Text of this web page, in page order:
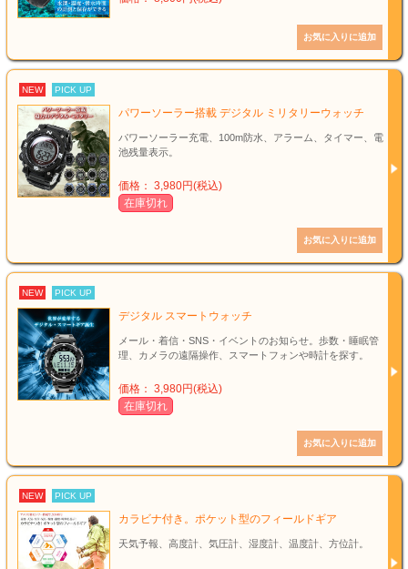
NEW PICK UP
パワーソーラー搭載 デジタル ミリタリーウォッチ
パワーソーラー充電、100m防水、アラーム、タイマー、電
池残量表示。
価格： 3,980円(税込)
在庫切れ
NEW PICK UP
デジタル スマートウォッチ
メール・着信・SNS・イベントのお知らせ。歩数・睡眠管
理、カメラの遠隔操作、スマートフォンや時計を探す。
価格： 3,980円(税込)
在庫切れ
NEW PICK UP
カラビナ付き。ポケット型のフィールドギア
天気予報、高度計、気圧計、湿度計、温度計、方位計。